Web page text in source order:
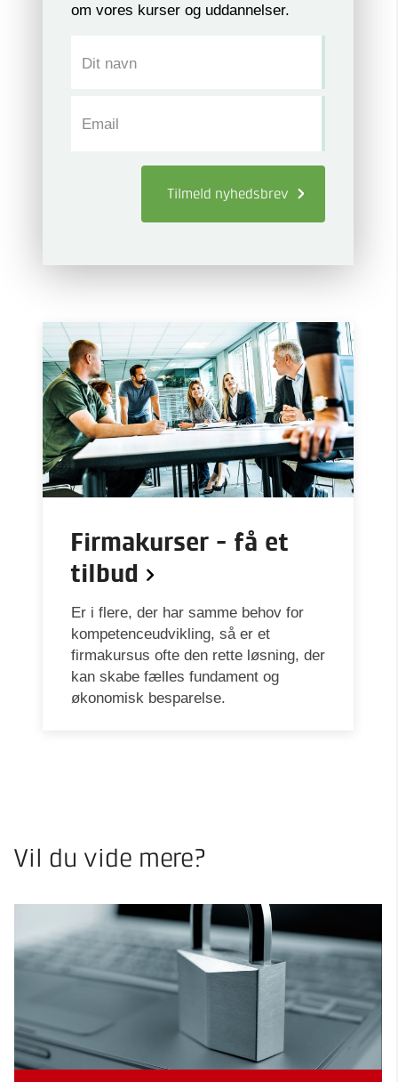
om vores kurser og uddannelser.
Dit navn
Email
Tilmeld nyhedsbrev
Firmakurser - få et
tilbud
Er i flere, der har samme behov for
kompetenceudvikling, så er et
firmakursus ofte den rette løsning, der
kan skabe fælles fundament og
økonomisk besparelse.
Vil du vide mere?